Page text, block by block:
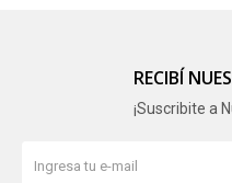
RECIBÍ
¡Suscribite a